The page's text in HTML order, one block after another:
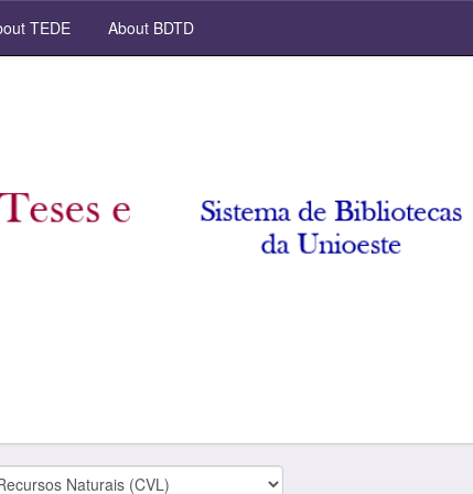
TEDE About BDTD